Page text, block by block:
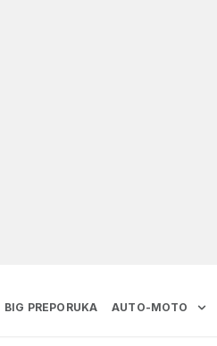
BIG PREPORUKA AUTO-MOTO